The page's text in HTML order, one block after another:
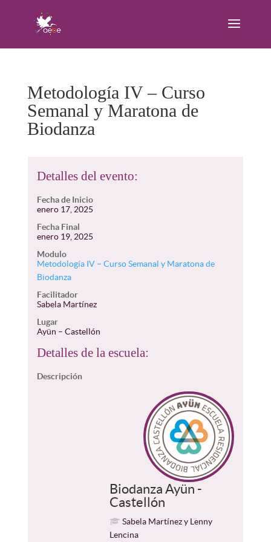
Metodología IV – Curso
Semanal y Maratona de
Biodanza
Detalles del evento:
Fecha de Inicio
enero 17, 2025
Fecha Final
enero 19, 2025
Modulo
Metodología IV – Curso Semanal y Maratona de
Biodanza
Facilitador
Sabela Martínez
Lugar
Ayün – Castellón
Detalles de la escuela:
Descripción
Biodanza Ayün -
Castellón
Sabela Martínez y Lenny
Lencina